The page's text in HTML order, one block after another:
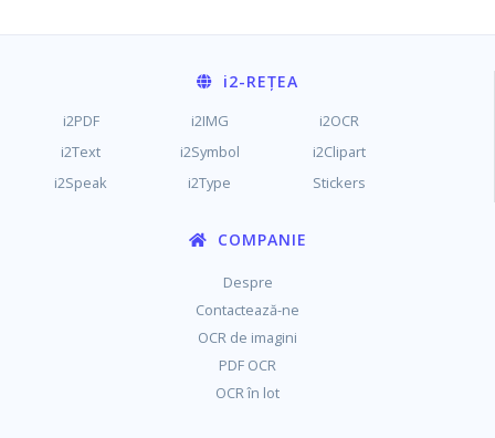
i2-REȚEA
i2PDF i2IMG
i2OCR
i2Text
i2Symbol
i2Clipart
i2Speak
i2Type Stickers
COMPANIE
Despre
Contactează-ne
OCR de imagini
PDF OCR
OCR în lot